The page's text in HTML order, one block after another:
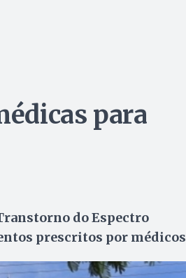
para
do Espectro
prescritos por médicos